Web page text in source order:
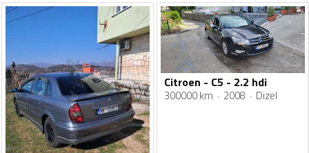
Citroen - C5 - 2.2 hdi
300000 km 2008 Dizel